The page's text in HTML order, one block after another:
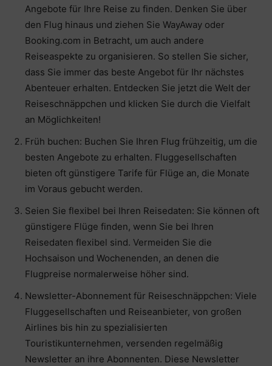
Angebote für Ihre Reise zu finden. Denken Sie über
den Flug hinaus und ziehen Sie WayAway oder
Booking.com in Betracht, um auch andere
Reiseaspekte zu organisieren. So stellen Sie sicher,
dass Sie immer das beste Angebot für Ihr nächstes
Abenteuer erhalten. Entdecken Sie jetzt die Welt der
Reiseschnäppchen und klicken Sie durch die Vielfalt
an Möglichkeiten!
Früh buchen: Buchen Sie Ihren Flug frühzeitig, um die
besten Angebote zu erhalten. Fluggesellschaften
bieten oft günstigere Tarife für Flüge an, die Monate
im Voraus gebucht werden.
Seien Sie flexibel bei Ihren Reisedaten: Sie können oft
günstigere Flüge finden, wenn Sie bei Ihren
Reisedaten flexibel sind. Vermeiden Sie die
Hochsaison und Wochenenden, an denen die
Flugpreise normalerweise höher sind.
Newsletter-Abonnement für Reiseschnäppchen: Viele
Fluggesellschaften und Reiseanbieter, von großen
Airlines bis hin zu spezialisierten
Touristikunternehmen, versenden regelmäßig
Newsletter an ihre Abonnenten. Diese Newsletter